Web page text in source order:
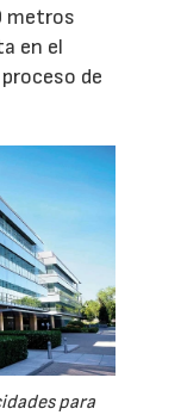
metros
en el
de
para